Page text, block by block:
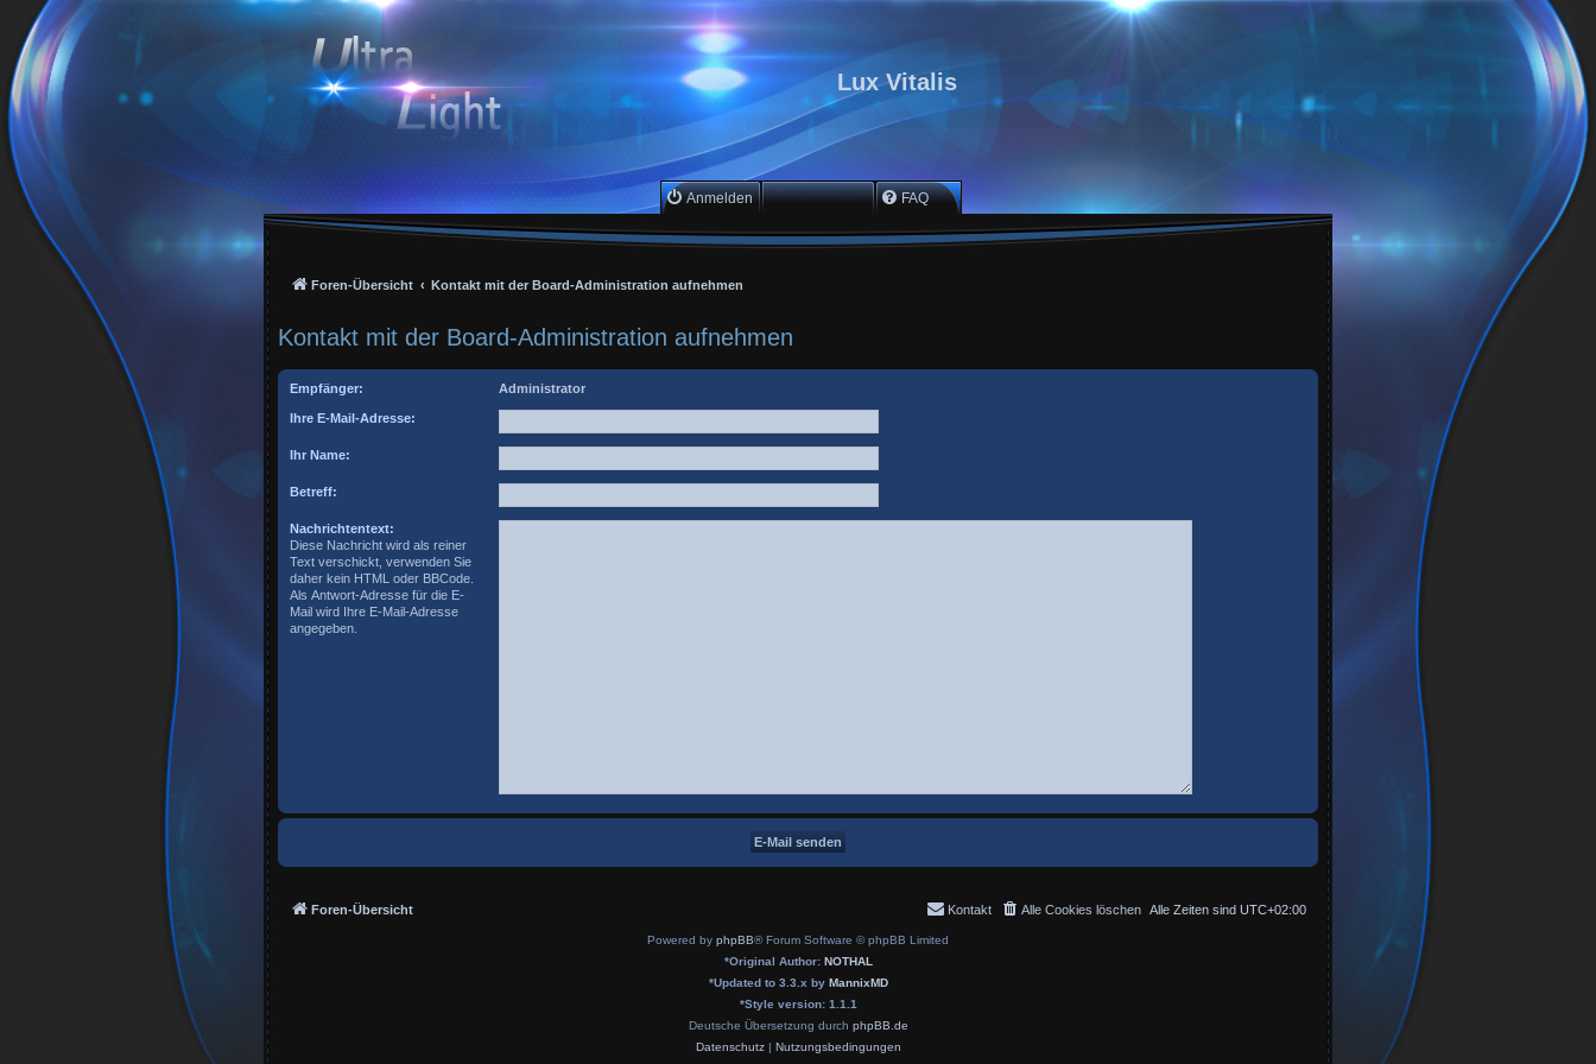
Lux Vitalis
Anmelden Registrieren FAQ
Foren-Übersicht Kontakt mit der Board-Administration aufnehmen
Kontakt mit der Board-Administration aufnehmen
Empfänger: Administrator
Ihre E-Mail-Adresse:
Ihr Name:
Betreff:
Nachrichtentext:
Diese Nachricht wird als reiner
Text verschickt, verwenden Sie
daher kein HTML oder BBCode.
Als Antwort-Adresse für die E-
Mail wird Ihre E-Mail-Adresse
angegeben.
Foren-Übersicht Alle Zeiten sind UTC+02:00
Alle Cookies löschen
Kontakt
Powered by phpBB® Forum Software © phpBB Limited
*Original Author: NOTHAL
*Updated to 3.3.x by MannixMD
*Style version: 1.1.1
Deutsche Übersetzung durch phpBB.de
Datenschutz| Nutzungsbedingungen